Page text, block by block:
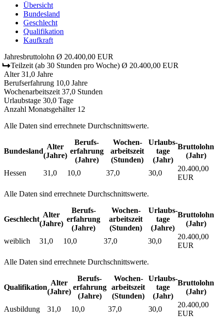
Übersicht
Bundesland
Geschlecht
Qualifikation
Kaufkraft
Jahresbruttolohn Ø 20.400,00 EUR
Teilzeit (ab 30 Stunden pro Woche) Ø 20.400,00 EUR
Alter 31,0 Jahre
Berufserfahrung 10,0 Jahre
Wochenarbeitszeit 37,0 Stunden
Urlaubstage 30,0 Tage
Anzahl Monatsgehälter 12
Alle Daten sind errechnete Durchschnittswerte.
Bundesland
Alter
(Jahre)
Berufs­
erfahrung
(Jahre)
Wochen­
arbeitszeit
(Stunden)
Urlaubs­
tage
(Jahr)
Bruttolohn
(Jahr)
Hessen 31,0 10,0 37,0 30,0
20.400,00
EUR
Alle Daten sind errechnete Durchschnittswerte.
Geschlecht
Alter
(Jahre)
Berufs­
erfahrung
(Jahre)
Wochen­
arbeitszeit
(Stunden)
Urlaubs­
tage
(Jahre)
Bruttolohn
(Jahr)
weiblich 31,0 10,0 37,0 30,0
20.400,00
EUR
Alle Daten sind errechnete Durchschnittswerte.
Qualifikation
Alter
(Jahre)
Berufs­
erfahrung
(Jahre)
Wochen­
arbeitszeit
(Stunden)
Urlaubs­
tage
(Jahr)
Bruttolohn
(Jahr)
Ausbildung 31,0 10,0 37,0 30,0
20.400,00
EUR